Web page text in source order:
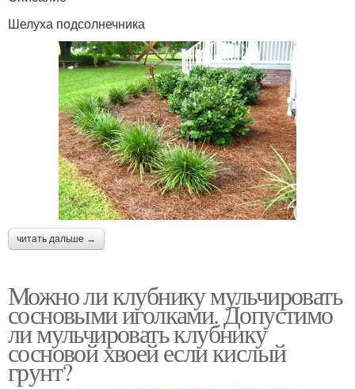
Шелуха подсолнечника
читать дальше →
Можно ли клубнику мульчировать
сосновыми иголками. Допустимо
ли мульчировать клубнику
сосновой хвоей если кислый
грунт?